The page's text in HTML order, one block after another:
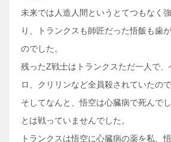
未来では人造人間というとてつもなく
り、トランクスも師匠だった悟飯も歯
のでした。
残ったZ戦士はトランクスただ一人で、
ロ、クリリンなど全員殺されていたので
そしてなんと、悟空は心臓病で死んで
とは戦っていませんでした。
トランクスは悟空に心臓病の薬を私、